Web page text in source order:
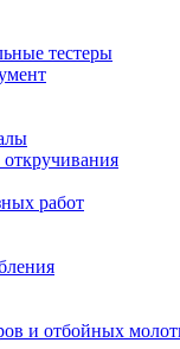
тестеры
откручивания
работ
и отбойных